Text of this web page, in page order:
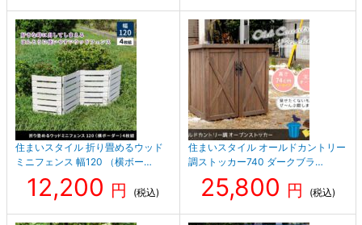
住まいスタイル 折り畳めるウッド
ミニフェンス 幅120 （横ボー…
12,200 円 (税込)
住まいスタイル オールドカントリー
調ストッカー740 ダークブラ…
25,800 円 (税込)